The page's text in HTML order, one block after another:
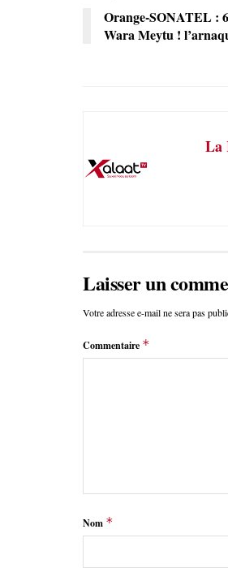
Orange-SONATEL :
Wara Meytu !
La
Laisser un
Votre adresse e-mail ne sera pas
Commentaire *
Nom *